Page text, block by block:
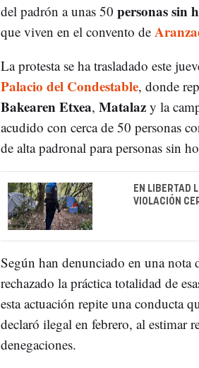
del padrón a unas 50 personas sin
que viven en el convento de
La protesta se ha trasladado este
Palacio del Condestable, donde
Bakearen Etxea, Matalazy la
acudido con cerca de 50 personas
de alta padronal para personas sin
EN LIBERTAD
VIOLACIÓN
Según han denunciado en una nota
rechazado la práctica totalidad de
esta actuación repite una conducta
declaró ilegal en febrero, al estimar
denegaciones.